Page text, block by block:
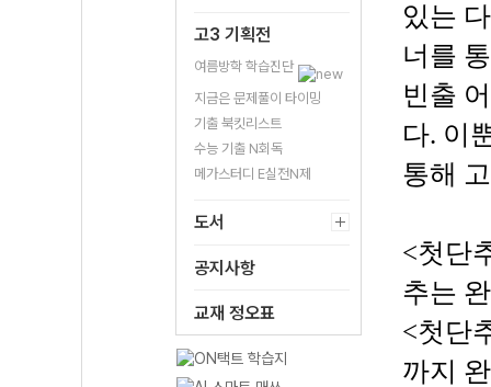
고3 기획전
여름방학 학습진단
지금은 문제풀이 타이밍
기출 북킷리스트
수능 기출 N회독
메가스터디 E실전N제
도서
공지사항
교재 정오표
있는
너를
빈출
다. 이
통해
<첫단
추는
<첫단
까지